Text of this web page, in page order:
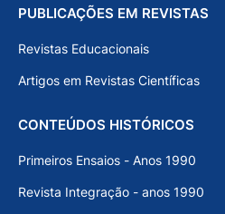
PUBLICAÇÕES EM REVISTAS
Revistas Educacionais
Artigos em Revistas Científicas
CONTEÚDOS HISTÓRICOS
Primeiros Ensaios - Anos 1990
Revista Integração - anos 1990